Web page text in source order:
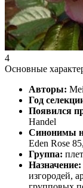
4
Основные
Авторы:
Год
Появился
Handel
Синонимы
Eden Rose
Группа:
Назначение:
изгородей,